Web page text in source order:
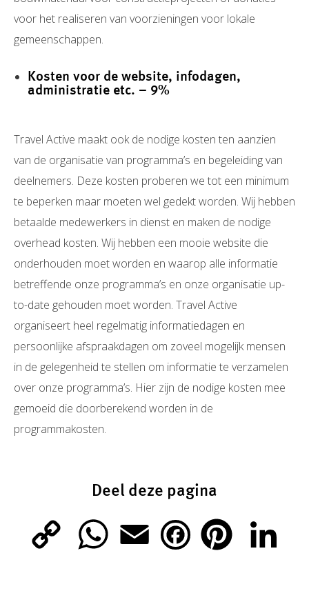
voor het realiseren van voorzieningen voor lokale
gemeenschappen.
Kosten voor de website, infodagen,
administratie etc. – 9%
Travel Active maakt ook de nodige kosten ten aanzien
van de organisatie van programma’s en begeleiding van
deelnemers. Deze kosten proberen we tot een minimum
te beperken maar moeten wel gedekt worden. Wij hebben
betaalde medewerkers in dienst en maken de nodige
overhead kosten. Wij hebben een mooie website die
onderhouden moet worden en waarop alle informatie
betreffende onze programma’s en onze organisatie up-
to-date gehouden moet worden. Travel Active
organiseert heel regelmatig informatiedagen en
persoonlijke afspraakdagen om zoveel mogelijk mensen
in de gelegenheid te stellen om informatie te verzamelen
over onze programma’s. Hier zijn de nodige kosten mee
gemoeid die doorberekend worden in de
programmakosten.
Deel deze pagina
W F